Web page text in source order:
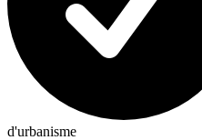
d'urbanisme